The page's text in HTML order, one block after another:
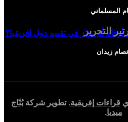
أرقام أم تحيّز في تقييم دول إفريقيا؟
المسلماني
التحرير
زيدان
قراءات إفريقية. تطوير شركةبُنّاج
ميديا.